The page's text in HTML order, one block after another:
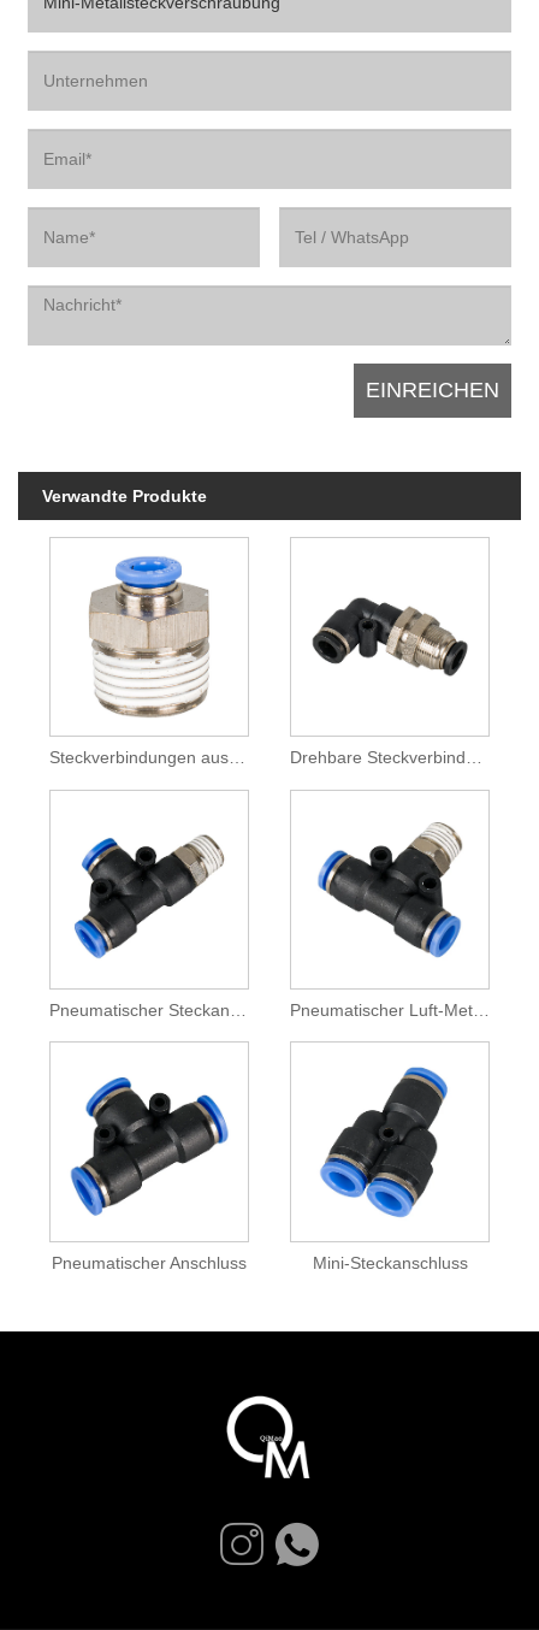
Verwandte Produkte
Steckverbindungen aus Metall
Pneumatischer Anschluss Mini-Steckanschluss